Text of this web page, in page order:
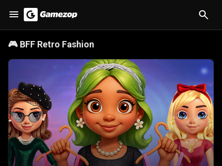
🎮 BFF Retro Fashion